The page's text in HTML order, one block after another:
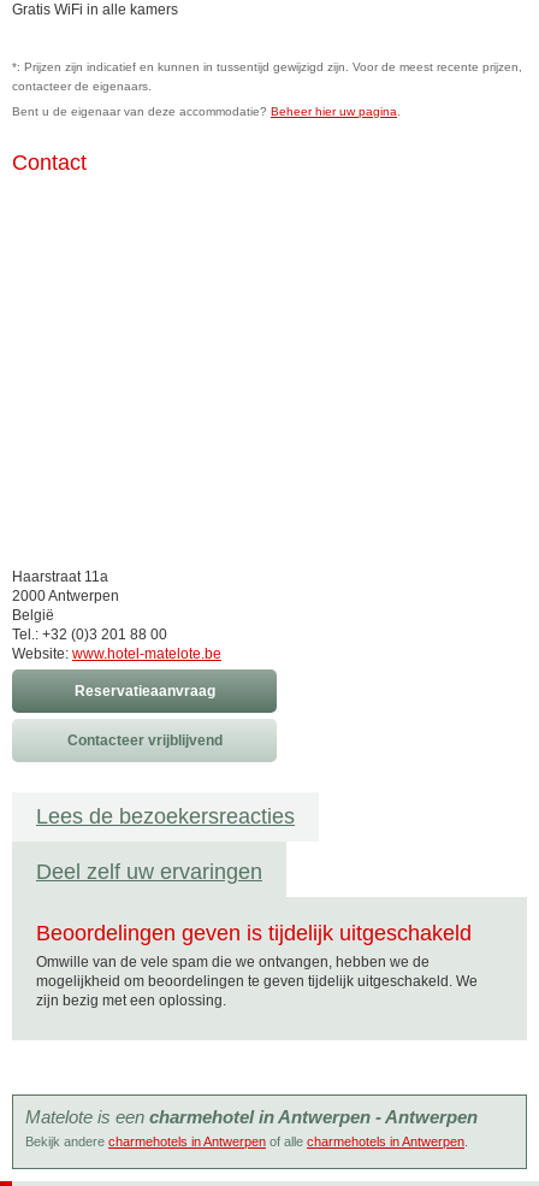
Gratis WiFi in alle kamers
*: Prijzen zijn indicatief en kunnen in tussentijd gewijzigd zijn. Voor de meest recente prijzen,
contacteer de eigenaars.
Bent u de eigenaar van deze accommodatie? Beheer hier uw pagina
Contact
Haarstraat 11a
2000 Antwerpen
België
Tel.: +32 (0)3 201 88 00
Website: www.hotel-matelote.be
Reservatieaanvraag
Contacteer vrijblijvend
Lees de bezoekersreacties
Deel zelf uw ervaringen
Beoordelingen geven is tijdelijk uitgeschakeld
Omwille van de vele spam die we ontvangen, hebben we de
mogelijkheid om beoordelingen te geven tijdelijk uitgeschakeld. We
zijn bezig met een oplossing.
Matelote is een charmehotel in Antwerpen - Antwerpen
Bekijk andere charmehotels in Antwerpen of alle charmehotels in Antwerpen